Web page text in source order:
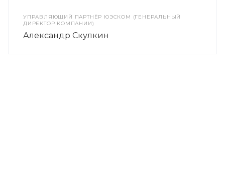
УПРАВЛЯЮЩИЙ ПАРТНЁР ЮЭСКОМ (ГЕНЕРАЛЬНЫЙ
ДИРЕКТОР КОМПАНИИ)
Александр Скулкин